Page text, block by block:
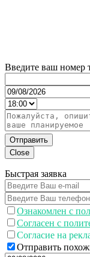
Введите ваш номер
Отправить
Close
Быстрая заявка
Ознакомлен с
Согласен с
Согласие на
Отправить